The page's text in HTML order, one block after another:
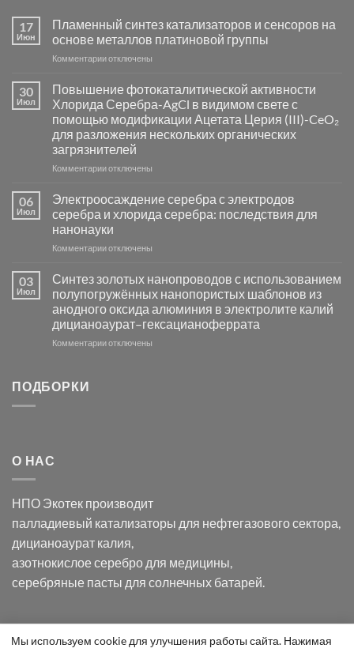
17
Июн
Пламенный синтез катализаторов и сенсоров на
основе металлов платиновой группы
Комментариик
Пламенный
синтез
катализаторов
и
сенсоров
на
основе
группы
отключены
30
Июл
Повышение фотокаталитической активности
Хлорида Серебра-AgCl в видимом свете с
помощью модификации Ацетата Церия (III)-CeO₂
для разложения нескольких органических
загрязнителей
Комментариик
фотокаталитической
активности
Хлорида
Серебра-
в
видимом
свете
с
помощью
модификации
отключены
06
Июл
Электроосаждение серебра с электродов
серебра и хлорида серебра: последствия для
нанонауки
Комментариик
серебра
с
электродов
серебра
и
отключены
03
Июл
Синтез золотых нанопроводов с использованием
полупогружённых нанопористых шаблонов из
анодного оксида алюминия в электролите калий
дицианоаурат–гексацианоферрата
Комментариик
оксида
в
электролите
калий
дицианоаурат–
гексацианоферрата
отключены
ПОДБОРКИ
О НАС
НПО Экотек производит
палладиевый катализаторы для нефтегазового сектора,
дицианоаурат калия,
азотнокислое серебро для медицины,
серебряные пасты для солнечных батарей.
ООО "Экотек" 2026 ©Внимание! Все указанные сведения
Уведомление
Мы используем cookie для улучшения работы сайта. Нажимая